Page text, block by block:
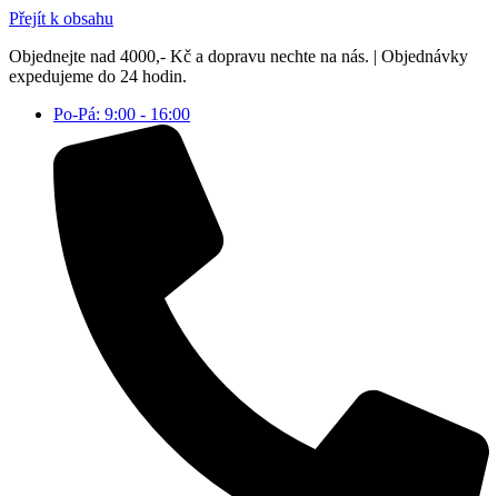
Přejít k obsahu
Objednejte nad 4000,- Kč a dopravu nechte na nás. | Objednávky
expedujeme do 24 hodin.
Po-Pá: 9:00 - 16:00